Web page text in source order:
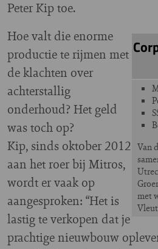
Peter Kip toe.
Van
met
Hoe valt die enorme
productie te rijmen met
de klachten over
achterstallig
onderhoud? Het geld
was toch op?
Kip, sinds oktober 2012
aan het roer bij Mitros,
wordt er vaak op
aangesproken: “Het is
lastig te verkopen dat je
prachtige nieuwbouw